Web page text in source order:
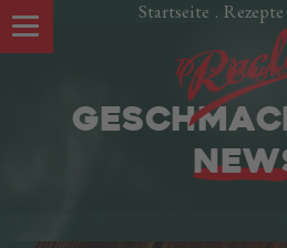
Startseite . Rezepte
UNSERE
Das